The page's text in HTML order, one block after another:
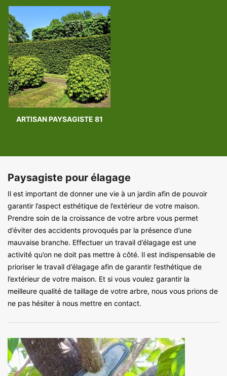
ARTISAN PAYSAGISTE 81
Paysagiste pour élagage
Il est important de donner une vie à un jardin afin de pouvoir
garantir l’aspect esthétique de l’extérieur de votre maison.
Prendre soin de la croissance de votre arbre vous permet
d’éviter des accidents provoqués par la présence d’une
mauvaise branche. Effectuer un travail d’élagage est une
activité qu’on ne doit pas mettre à côté. Il est indispensable de
prioriser le travail d’élagage afin de garantir l’esthétique de
l’extérieur de votre maison. Et si vous voulez garantir la
meilleure qualité de taillage de votre arbre, nous vous prions de
ne pas hésiter à nous mettre en contact.